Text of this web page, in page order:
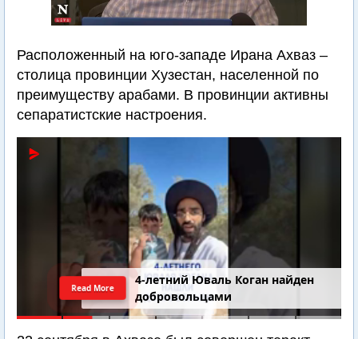
Расположенный на юго-западе Ирана Ахваз –
столица провинции Хузестан, населенной по
преимуществу арабами. В провинции активны
сепаратистские настроения.
4-летний Юваль Коган найден
добровольцами
Read More